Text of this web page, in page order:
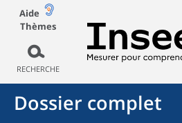
Aide
Thèmes
RECHERCHE
Dossier complet